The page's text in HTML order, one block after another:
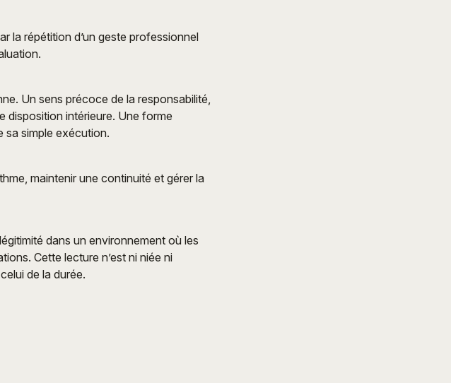
la répétition d’un geste professionnel
Un sens précoce de la responsabilité,
disposition intérieure. Une forme
sa simple exécution.
maintenir une continuité et gérer la
dans un environnement où les
Cette lecture n’est ni niée ni
de la durée.